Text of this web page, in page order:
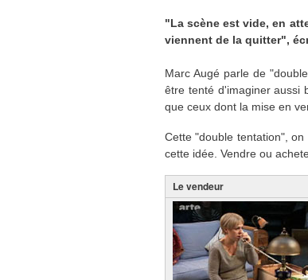
"La scène est vide, en
viennent de la quitter",
Marc Augé parle de
être tenté d'imaginer aussi
que ceux dont la mise en
Cette "double tentation",
cette idée. Vendre ou
Le vendeur